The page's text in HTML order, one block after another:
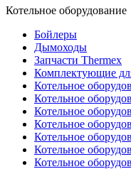
Котельное оборудование
Бойлеры
Дымоходы
Запчасти Thermex
Комплектующие
Котельное
Котельное
Котельное
Котельное
Котельное
Котельное
Котельное